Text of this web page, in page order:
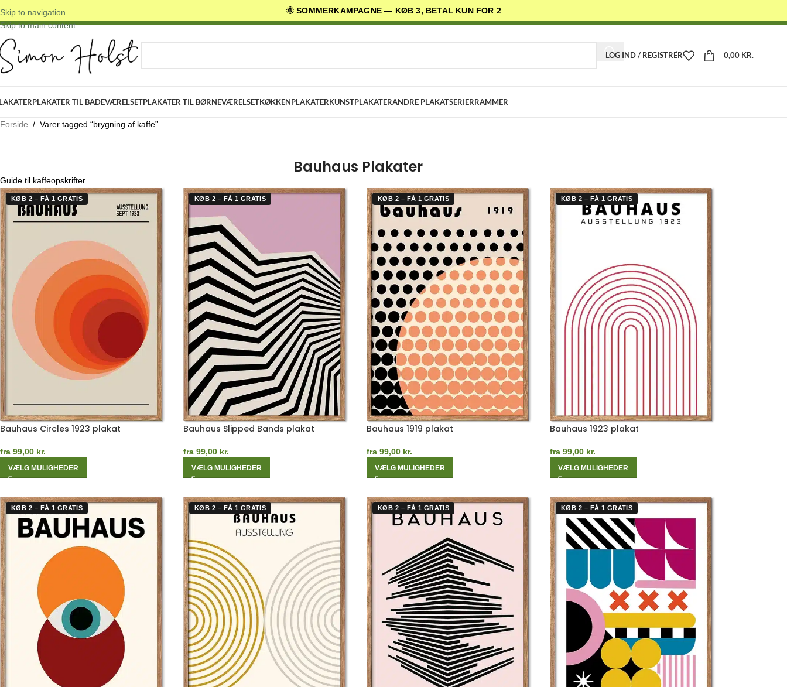
🌞 SOMMERKAMPAGNE — KØB 3, BETAL KUN FOR 2
Skip to navigation
Skip to main content
ORIGINALE DESIGNS ✓ 3-5 DAGES LEVERING ✓ 30 DAGES RETURRET ★ 4,5/5 PÅ TRUSTPILOT
LOG IND / REGISTRÉR 0,00 KR.
PLAKATER TIL BADEVÆRELSETPLAKATER TIL BØRNEVÆRELSETKØKKENPLAKATERKUNSTPLAKATERANDRE PLAKATSERIERRAMMER
Forside / Varer tagged “brygning af kaffe”
Bauhaus Plakater
Guide til kaffeopskrifter.
KØB 2 – FÅ 1 GRATIS
Bauhaus Circles 1923 plakat
fra 99,00 kr.
VÆLG MULIGHEDER
KØB 2 – FÅ 1 GRATIS
Bauhaus Slipped Bands plakat
fra 99,00 kr.
VÆLG MULIGHEDER
KØB 2 – FÅ 1 GRATIS
Bauhaus 1919 plakat
fra 99,00 kr.
VÆLG MULIGHEDER
KØB 2 – FÅ 1 GRATIS
Bauhaus 1923 plakat
fra 99,00 kr.
VÆLG MULIGHEDER
KØB 2 – FÅ 1 GRATIS KØB 2 – FÅ 1 GRATIS KØB 2 – FÅ 1 GRATIS KØB 2 – FÅ 1 GRATIS